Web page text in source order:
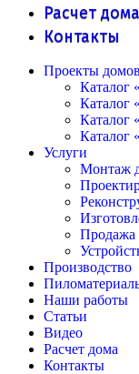
Расчет дома
Контакты
Проекты домов
Каталог
Каталог
Каталог
Каталог
Услуги
Монтаж
Продажа
Производство
Наши работы
Статьи
Видео
Расчет дома
Контакты